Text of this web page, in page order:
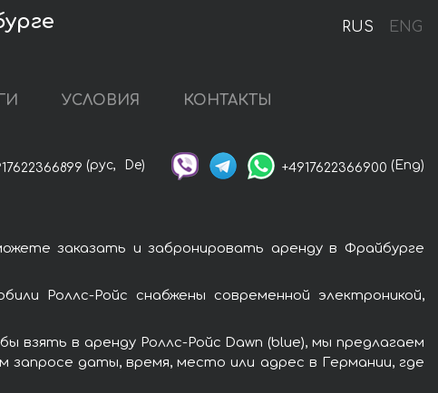
RUS ENG
УСЛОВИЯ КОНТАКТЫ
(рус, De) +4917622366900 (Eng)
заказать и забронировать аренду в Фрайбурге
Роллс-Ройс снабжены современной электроникой,
взять в аренду Роллс-Ройс Dawn (blue), мы предлагаем
запросе даты, время, место или адрес в Германии, где